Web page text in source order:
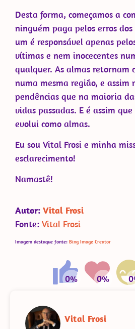
Desta forma, começamos a
ninguém paga pelos erros
um é responsável apenas
vítimas e nem inocecentes
qualquer. As almas retornam
numa mesma região, e assim
pendências que na maioria
vidas passadas. E é assim
evolui como almas.
Eu sou Vital Frosi e minha
esclarecimento!
Namastê!
Autor: Vital Frosi
Fonte: Vital Frosi
Imagem destaque fonte: Bing Image Creator
Vital Frosi